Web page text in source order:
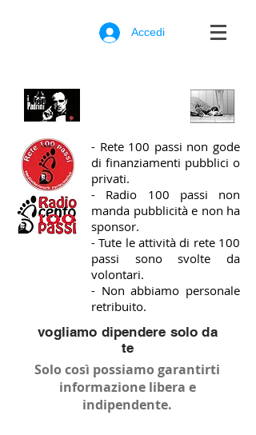
Accedi
- Rete 100 passi non gode
di finanziamenti pubblici o
privati.
- Radio 100 passi non
manda pubblicità e non ha
sponsor.
- Tute le attività di rete 100
passi sono svolte da
volontari.
- Non abbiamo personale
retribuito.
vogliamo dipendere solo da
te
Solo così possiamo garantirti
informazione libera e
indipendente.